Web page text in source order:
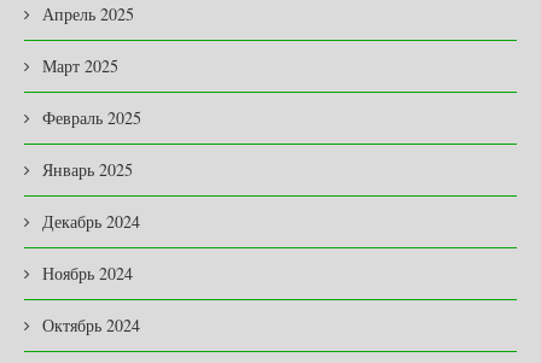
Апрель 2025
Март 2025
Февраль 2025
Январь 2025
Декабрь 2024
Ноябрь 2024
Октябрь 2024